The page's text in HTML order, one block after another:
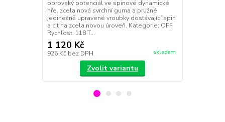
obrovský potenciál ve spinové dynamické
hře, zcela nová svrchní guma a pružné
jedinečně upravené vroubky dostávající spin
a cit na zcela novou úroveň. Kategorie: OFF
Rychlost: 118 T...
1 120 Kč
926 Kč bez DPH skladem
Zvolit variantu